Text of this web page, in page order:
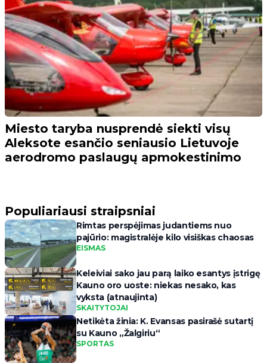
Miesto taryba nusprendė siekti visų
Aleksote esančio seniausio Lietuvoje
aerodromo paslaugų apmokestinimo
Populiariausi straipsniai
Rimtas perspėjimas judantiems nuo
pajūrio: magistralėje kilo visiškas chaosas
EISMAS
Keleiviai sako jau parą laiko esantys įstrigę
Kauno oro uoste: niekas nesako, kas
vyksta (atnaujinta)
SKAITYTOJAI
Netikėta žinia: K. Evansas pasirašė sutartį
su Kauno „Žalgiriu“
SPORTAS